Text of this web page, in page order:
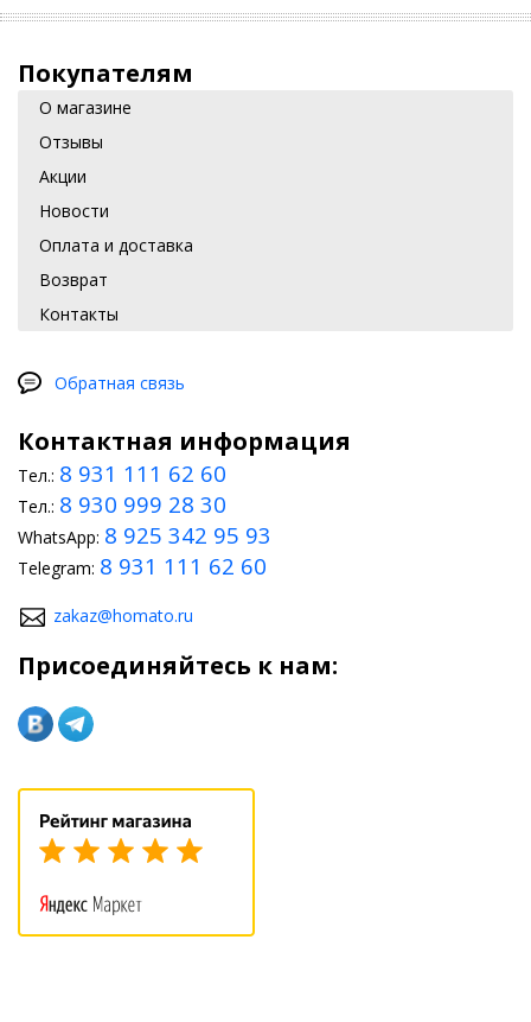
Покупателям
О магазине
Отзывы
Акции
Новости
Оплата и доставка
Возврат
Контакты
Обратная связь
Контактная информация
Тел.: 8 931 111 62 60
Тел.: 8 930 999 28 30
WhatsApp: 8 925 342 95 93
Telegram: 8 931 111 62 60
zakaz@homato.ru
Присоединяйтесь к нам: